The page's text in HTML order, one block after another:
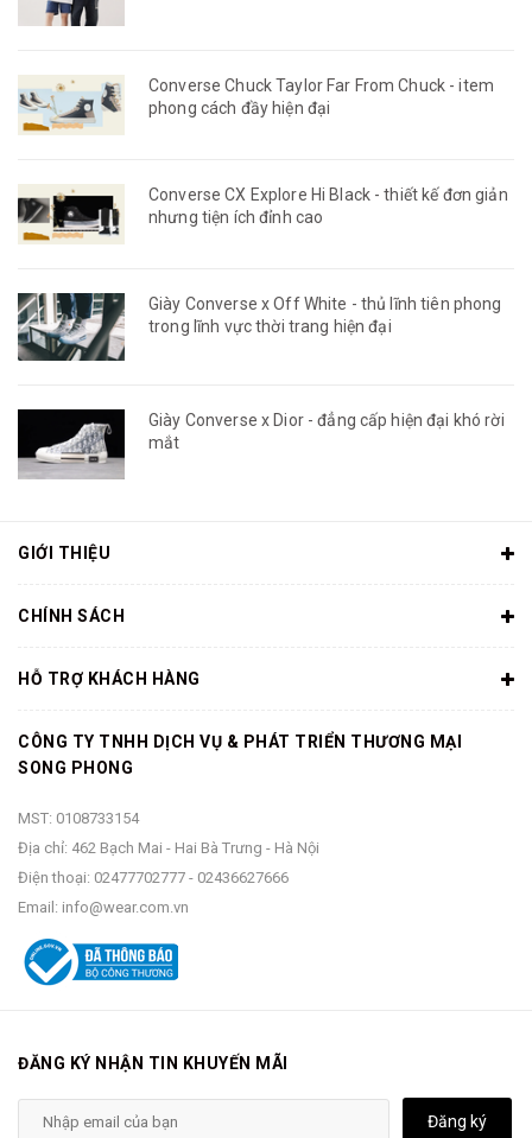
Converse Chuck Taylor Far From Chuck - item
phong cách đầy hiện đại
Converse CX Explore Hi Black - thiết kế đơn giản
nhưng tiện ích đỉnh cao
Giày Converse x Off White - thủ lĩnh tiên phong
trong lĩnh vực thời trang hiện đại
Giày Converse x Dior - đẳng cấp hiện đại khó rời
mắt
GIỚI THIỆU
CHÍNH SÁCH
HỖ TRỢ KHÁCH HÀNG
CÔNG TY TNHH DỊCH VỤ & PHÁT TRIỂN THƯƠNG MẠI
SONG PHONG
MST: 0108733154
Địa chỉ: 462 Bạch Mai - Hai Bà Trưng - Hà Nội
Điện thoại: 02477702777 - 02436627666
Email: info@wear.com.vn
ĐĂNG KÝ NHẬN TIN KHUYẾN MÃI
Đăng ký